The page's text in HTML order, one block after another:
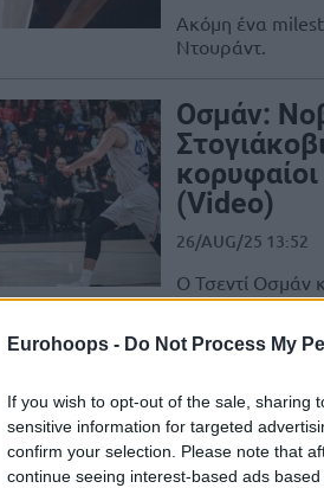
Eurohoops - Do Not Process My
If you wish to opt-out of the sale, sharing
sensitive information for targeted
confirm your selection. Please note that
continue seeing interest-based ads
Ακόμη ένα
Ντουράντ.
Οσμάν:
(Video)
26/AUG/25 13:52
Ο Τσεντί Οσμάν
κορυφαίους
στις
Σρέντερ:
θα με
όπως τον